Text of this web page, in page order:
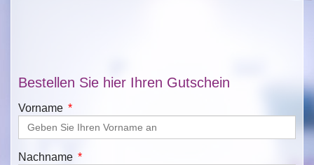
Bestellen Sie hier Ihren Gutschein
Vorname
Nachname